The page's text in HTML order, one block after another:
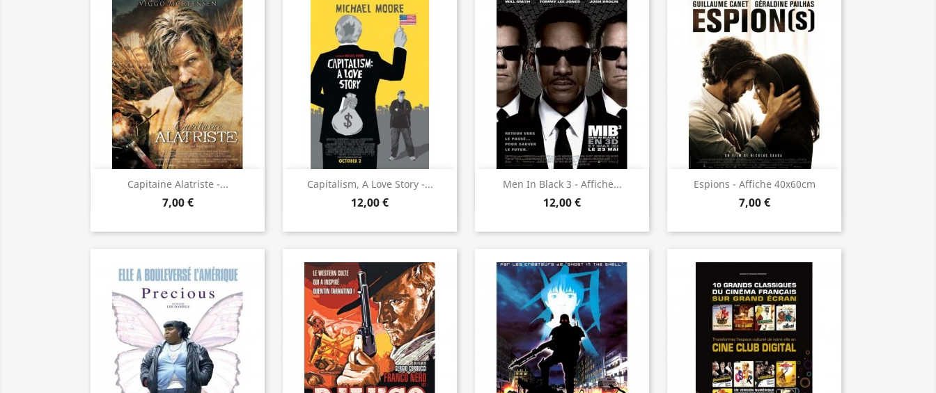
Capitaine Alatriste -...
7,00 €
Aperçu rapide Capitalism, A Love Story -...
12,00 €
Aperçu rapide Men In Black 3 - Affiche...
12,00 €
Aperçu rapide Espions - Affiche 40x60cm
7,00 €
Aperçu rapide